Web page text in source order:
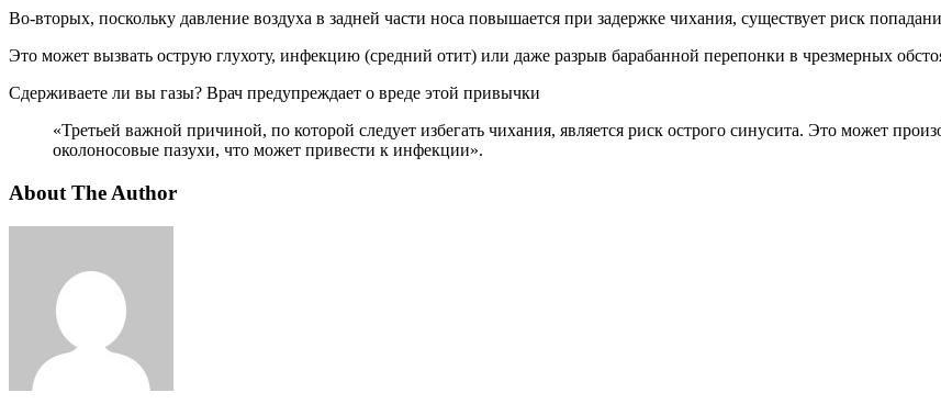
Во-вторых, поскольку давление воздуха в задней части носа повышается при задержке чихания, существует риск
Это может вызвать острую глухоту, инфекцию (средний отит) или даже разрыв барабанной перепонки в чрезмерных
Сдерживаете ли вы газы? Врач предупреждает о вреде этой привычки
«Третьей важной причиной, по которой следует избегать чихания, является риск острого синусита. Это может произойти, если повышение давления вызывает инфекцию в
околоносовые пазухи, что может привести к инфекции».
About The Author